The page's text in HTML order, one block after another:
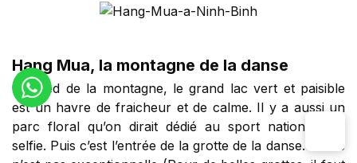
Hang Mua, la montagne de la danse
Au pied de la montagne, le grand lac vert et paisible
est un havre de fraicheur et de calme. Il y a aussi un
parc floral qu’on dirait dédié au sport national : le
selfie. Puis c’est l’entrée de la grotte de la danse. Si elle